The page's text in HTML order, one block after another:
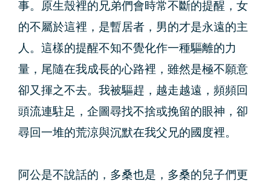
事。原生殼裡的兄弟們會時常不斷的提醒，女
的不屬於這裡，是暫居者，男的才是永遠的主
人。這樣的提醒不知不覺化作一種驅離的力
量，尾隨在我成長的心路裡，雖然是極不願意
卻又揮之不去。我被驅趕，越走越遠，頻頻回
頭流連駐足，企圖尋找不捨或挽留的眼神，卻
尋回一堆的荒涼與沉默在我父兄的國度裡。
阿公是不說話的，多桑也是，多桑的兒子們更